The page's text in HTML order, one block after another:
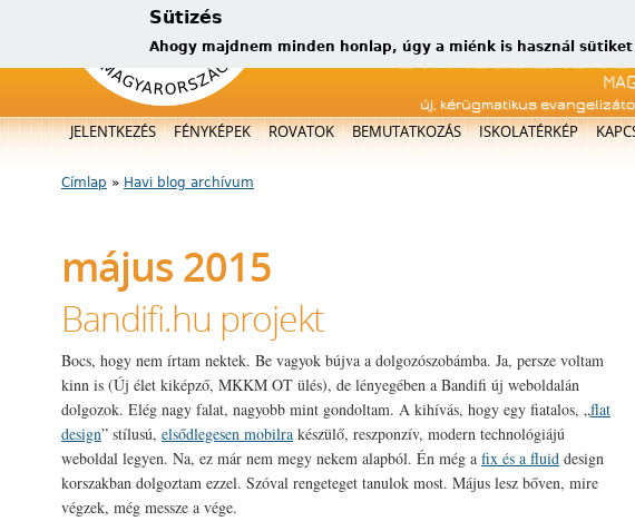
Sütizés
Ahogy majdnem minden honlap, úgy a miénk is használ sütiket
új, kérügmatikus
Főmenü
JELENTKEZÉS FÉNYKÉPEK ROVATOK BEMUTATKOZÁS ISKOLATÉRKÉP
Jelenlegi hely
Címlap » Havi blog archívum
május 2015
Bandifi.hu projekt
Bocs, hogy nem írtam nektek. Be vagyok bújva a dolgozószobámba. Ja, persze voltam
kinn is (Új élet kiképző, MKKM OT ülés), de lényegében a Bandifi új weboldalán
dolgozok. Elég nagy falat, nagyobb mint gondoltam. A kihívás, hogy egy fiatalos, „flat
design” stílusú, elsődlegesen mobilra készülő, reszponzív, modern technológiájú
weboldal legyen. Na, ez már nem megy nekem alapból. Én még a fix és a fluid design
korszakban dolgoztam ezzel. Szóval rengeteget tanulok most. Május lesz bőven, mire
végzek, még messze a vége.